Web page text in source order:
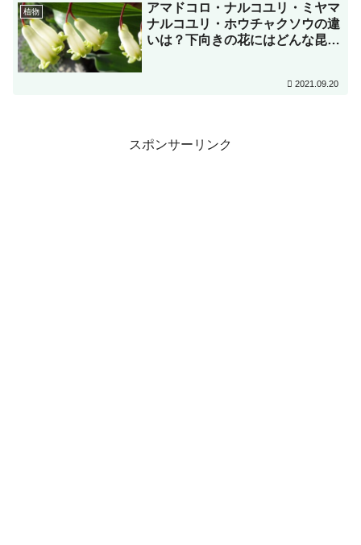
植物
アマドコロ・ナルコユリ・ミヤマ
ナルコユリ・ホウチャクソウの違
いは？下向きの花にはどんな昆虫
2021.09.20
スポンサーリンク